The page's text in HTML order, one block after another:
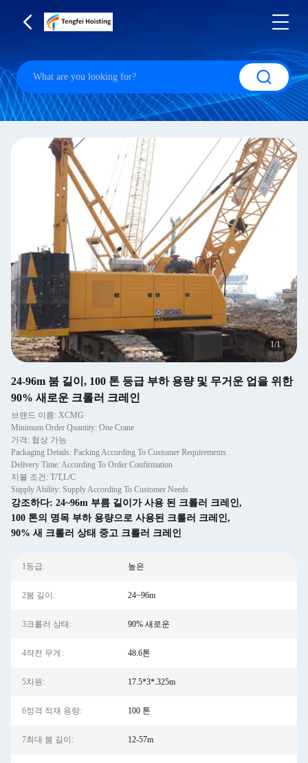
1/1
24-96m 붐 길이, 100 톤 등급 부하 용량 및 무거운 업을 위한
90% 새로운 크롤러 크레인
브랜드 이름: XCMG
Minimum Order Quantity: One Crane
가격: 협상 가능
Packaging Details: Packing According To Customer Requirements
Delivery Time: According To Order Confirmation
지불 조건: T/T,L/C
Supply Ability: Supply According To Customer Needs
강조하다: 24~96m 부름 길이가 사용 된 크롤러 크레인,
100 톤의 명목 부하 용량으로 사용된 크롤러 크레인,
90% 새 크롤러 상태 중고 크롤러 크레인
1등급: 높은
2붐 길이: 24~96m
3크롤러 상태: 90% 새로운
4작전 무게: 48.6톤
5차원: 17.5*3*.325m
6정격 적재 용량: 100 톤
7최대 붐 길이: 12-57m